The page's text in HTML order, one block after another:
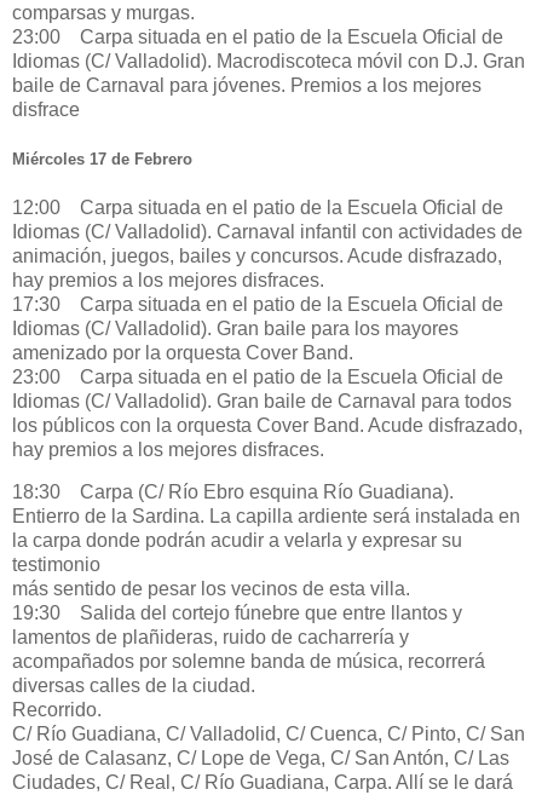
comparsas y murgas.
23:00 Carpa situada en el patio de la Escuela Oficial de
Idiomas (C/ Valladolid). Macrodiscoteca móvil con D.J. Gran
baile de Carnaval para jóvenes. Premios a los mejores
disfrace
Miércoles 17 de Febrero
12:00 Carpa situada en el patio de la Escuela Oficial de
Idiomas (C/ Valladolid). Carnaval infantil con actividades de
animación, juegos, bailes y concursos. Acude disfrazado,
hay premios a los mejores disfraces.
17:30 Carpa situada en el patio de la Escuela Oficial de
Idiomas (C/ Valladolid). Gran baile para los mayores
amenizado por la orquesta Cover Band.
23:00 Carpa situada en el patio de la Escuela Oficial de
Idiomas (C/ Valladolid). Gran baile de Carnaval para todos
los públicos con la orquesta Cover Band. Acude disfrazado,
hay premios a los mejores disfraces.
18:30 Carpa (C/ Río Ebro esquina Río Guadiana).
Entierro de la Sardina. La capilla ardiente será instalada en
la carpa donde podrán acudir a velarla y expresar su
testimonio
más sentido de pesar los vecinos de esta villa.
19:30 Salida del cortejo fúnebre que entre llantos y
lamentos de plañideras, ruido de cacharrería y
acompañados por solemne banda de música, recorrerá
diversas calles de la ciudad.
Recorrido.
C/ Río Guadiana, C/ Valladolid, C/ Cuenca, C/ Pinto, C/ San
José de Calasanz, C/ Lope de Vega, C/ San Antón, C/ Las
Ciudades, C/ Real, C/ Río Guadiana, Carpa. Allí se le dará